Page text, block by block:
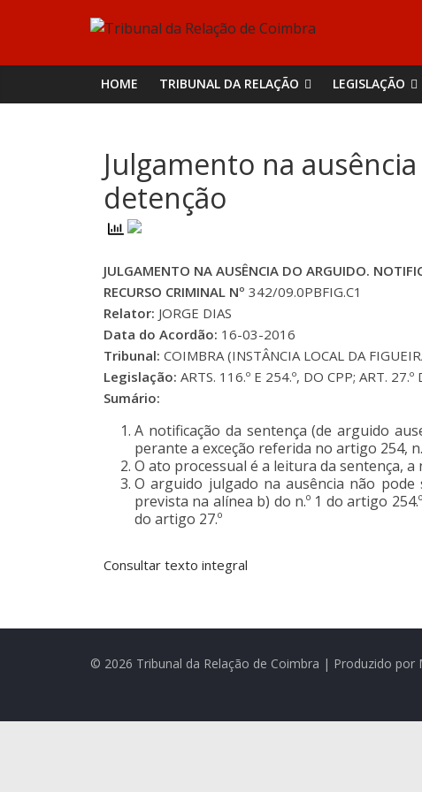
Tribunal
da
Relação
de
Coimbra
HOME TRIBUNAL DA RELAÇÃO LEGISLAÇÃO
Julgamento na
detenção
JULGAMENTO NA AUSÊNCIA DO ARGUIDO.
RECURSO CRIMINAL Nº 342/09.0PBFIG.C1
Relator: JORGE DIAS
Data do Acordão: 16-03-2016
Tribunal: COIMBRA (INSTÂNCIA LOCAL DA
Legislação: ARTS. 116.º E 254.º, DO CPP; ART. 27.º
Sumário:
A notificação da sentença (de arguido
perante a exceção referida no artigo 254,
O ato processual é a leitura da sentença,
O arguido julgado na ausência não
prevista na alínea b) do n.º 1 do artigo
do artigo 27.º
Consultar texto integral
© 2026 Tribunal da Relação de Coimbra | Produzido por